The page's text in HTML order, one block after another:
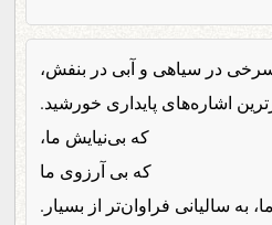
سرخی در سیاهی و آبی در بنفش،
اشاره‌های پایداری خورشید.
که بی‌نیایش ما،
که بی آرزوی ما
به سالیانی فراوان‌تر از بسیار.